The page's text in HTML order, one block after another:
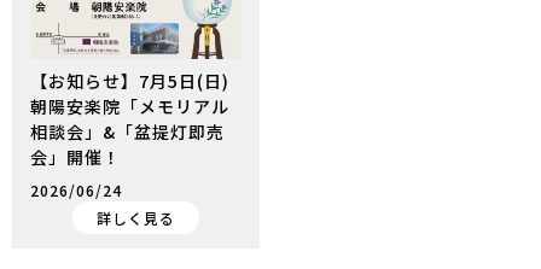
【お知らせ】7月5日(日)
朝陽安楽院「メモリアル
相談会」&「盆提灯即売
会」開催！
2026/06/24
詳しく見る